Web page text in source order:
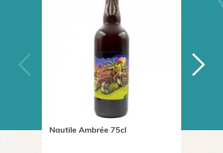
Nautile Ambrée 75cl IPA